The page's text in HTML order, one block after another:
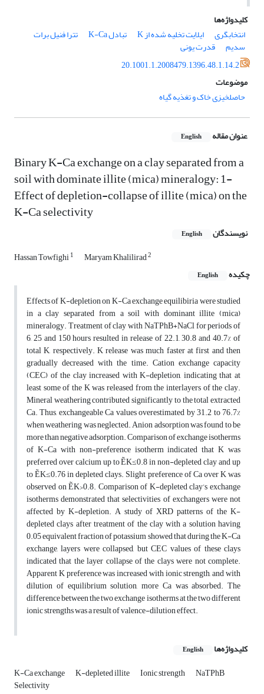
کلیدواژه‌ها
انتخابگری
ایلایت تخلیه شده از K تبادل K-Ca تترا فنیل برات
سدیم
قدرت یونی
20.1001.1.2008479.1396.48.1.14.2
موضوعات
حاصلخیزی خاک و تغذیه گیاه
عنوان مقاله English
Binary K-Ca exchange on a clay separated from a
soil with dominate illite (mica) mineralogy: 1-
Effect of depletion-collapse of illite (mica) on the
K-Ca selectivity
نویسندگان English
Hassan Towfighi1 Maryam Khalilirad2
چکیده English
Effects of K-depletion on K-Ca exchange equilibiria were studied
in a clay separated from a soil with dominant illite (mica)
mineralogy. Treatment of clay with NaTPhB+NaCl for periods of
6, 25 and 150 hours resulted in release of 22.1, 30.8 and 40.7% of
total K, respectively. K release was much faster at first and then
gradually decreased with the time. Cation exchange capacity
(CEC) of the clay increased with K-depletion, indicating that at
least some of the K was released from the interlayers of the clay.
Mineral weathering contributed significantly to the total extracted
Ca. Thus, exchangeable Ca values overestimated by 31.2 to 76.7%
when weathering was neglected. Anion adsorption was found to be
more than negative adsorption. Comparison of exchange isotherms
of K-Ca with non-preference isotherm indicated that K was
preferred over calcium up to ẼK≤0.8 in non-depleted clay and up
to ẼK≤0.76 in depleted clays. Slight preference of Ca over K was
observed on ẼK>0.8. Comparison of K-depleted clay’s exchange
isotherms demonstrated that selectivities of exchangers were not
affected by K-depletion. A study of XRD patterns of the K-
depleted clays after treatment of the clay with a solution having
0.05 equivalent fraction of potassium showed that during the K-Ca
exchange, layers were collapsed, but CEC values of these clays
indicated that the layer collapse of the clays were not complete.
Apparent K preference was increased with ionic strength, and with
dilution of equilibrium solution, more Ca was absorbed. The
difference between the two exchange isotherms at the two different
ionic strengths was a result of valence-dilution effect.
کلیدواژه‌ها English
K-Ca exchange K-depleted illite Ionic strength NaTPhB
Selectivity